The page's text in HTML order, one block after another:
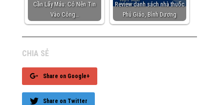
Cần Lấy Máu: Có Nên Tin
Vào Công…
Review danh sách nhà thuốc
Phú Giáo, Bình Dương
CHIA SẺ
Share on Google+
Share on Twitter